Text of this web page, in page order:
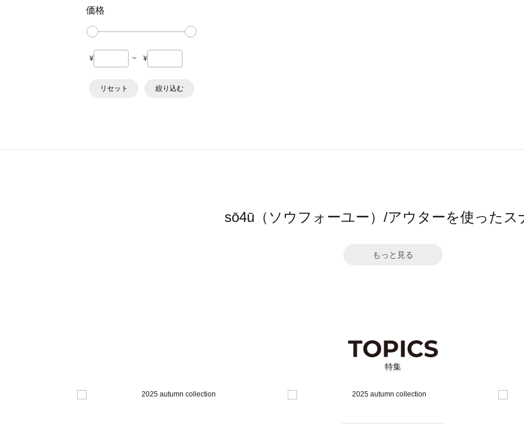
価格
¥ ~ ¥
リセット 絞り込む
sō4ū（ソウフォーユー）/アウターを使ったス
もっと見る
特集